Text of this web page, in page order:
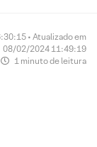
• Atualizado em
08/02/2024 11:49:19
1 minuto de leitura